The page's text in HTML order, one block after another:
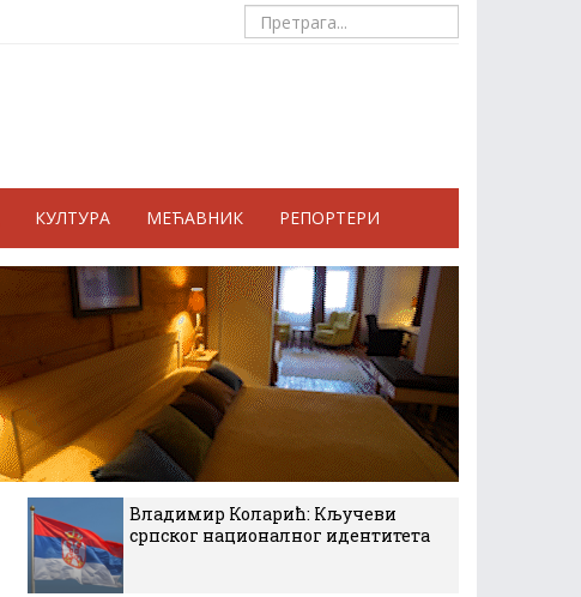
КУЛТУРА МЕЋАВНИК РЕПОРТЕРИ
Владимир Коларић: Кључеви
српског националног идентитета